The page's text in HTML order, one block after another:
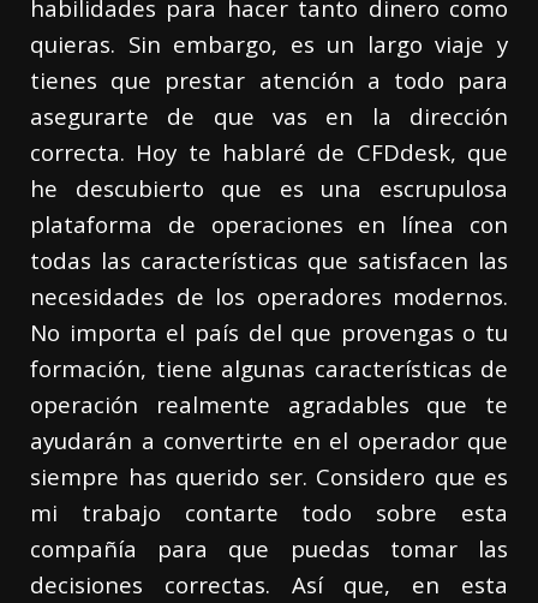
habilidades para hacer tanto dinero como
quieras. Sin embargo, es un largo viaje y
tienes que prestar atención a todo para
asegurarte de que vas en la dirección
correcta. Hoy te hablaré de CFDdesk, que
he descubierto que es una escrupulosa
plataforma de operaciones en línea con
todas las características que satisfacen las
necesidades de los operadores modernos.
No importa el país del que provengas o tu
formación, tiene algunas características de
operación realmente agradables que te
ayudarán a convertirte en el operador que
siempre has querido ser. Considero que es
mi trabajo contarte todo sobre esta
compañía para que puedas tomar las
decisiones correctas. Así que, en esta